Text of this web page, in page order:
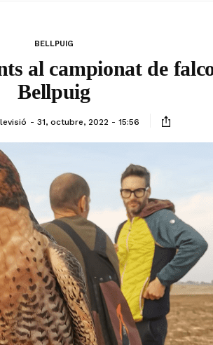
BELLPUIG
al campionat de
Bellpuig
31, octubre, 2022 - 15:56